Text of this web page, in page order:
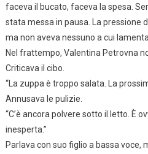
faceva il bucato, faceva la spesa.
stata messa in pausa. La pressione
ma non aveva nessuno a cui
Nel frattempo, Valentina Petrovna
Criticava il cibo.
“La zuppa è troppo salata. La
Annusava le pulizie.
“C’è ancora polvere sotto il letto. È
inesperta.”
Parlava con suo figlio a bassa